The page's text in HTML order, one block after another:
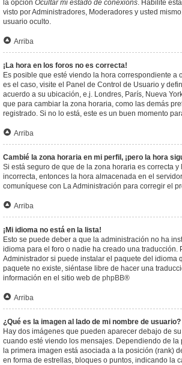
la opción Ocultar mi estado de conexións. Habilite
visto por Administradores, Moderadores y usted
usuario oculto.
Arriba
¡La hora en los foros no es correcta!
Es posible que esté viendo la hora correspondiente a
es el caso, visite el Panel de Control de Usuario y
acuerdo a su ubicación, e.j. Londres, París, Nueva
que para cambiar la zona horaria, como las demás
registrado. Si no lo está, este es un buen momento
Arriba
Cambié la zona horaria en mi perfil, ¡pero la hora
Si está seguro de que de la zona horaria es correcta
incorrecta, entonces la hora almacenada en el
comuníquese con La Administración para corregir el
Arriba
¡Mi idioma no está en la lista!
Esto se puede deber a que la administración no ha
idioma para el foro o nadie ha creado una traducción.
Administrador si puede instalar el paquete del idioma
paquete no existe, siéntase libre de hacer una
información en el sitio web de phpBB®
Arriba
¿Qué es la imagen al lado de mi nombre de usuario?
Hay dos imágenes que pueden aparecer debajo de
cuando esté viendo los mensajes. Dependiendo de
la primera imagen está asociada a la posición (rank)
en forma de estrellas, bloques o puntos, indicando la